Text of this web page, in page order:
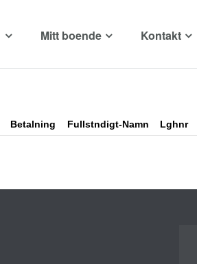
Mitt boende Kontakt
Betalning Fullstndigt-Namn Lghnr